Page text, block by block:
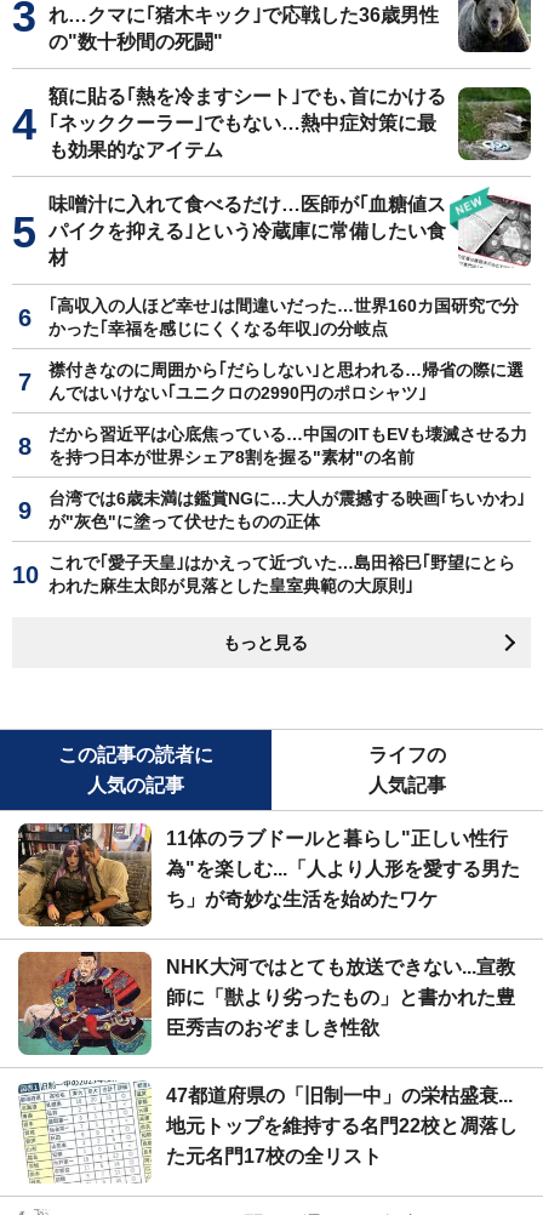
れ…クマに｢猪木キック｣で応戦した36歳男性
の"数十秒間の死闘"
額に貼る｢熱を冷ますシート｣でも､首にかける
｢ネッククーラー｣でもない…熱中症対策に最
も効果的なアイテム
味噌汁に入れて食べるだけ…医師が｢血糖値ス
パイクを抑える｣という冷蔵庫に常備したい食
材
｢高収入の人ほど幸せ｣は間違いだった…世界160カ国研究で分
かった｢幸福を感じにくくなる年収｣の分岐点
襟付きなのに周囲から｢だらしない｣と思われる…帰省の際に選
んではいけない｢ユニクロの2990円のポロシャツ｣
だから習近平は心底焦っている…中国のITもEVも壊滅させる力
を持つ日本が世界シェア8割を握る"素材"の名前
台湾では6歳未満は鑑賞NGに…大人が震撼する映画｢ちいかわ｣
が"灰色"に塗って伏せたものの正体
これで｢愛子天皇｣はかえって近づいた…島田裕巳｢野望にとら
われた麻生太郎が見落とした皇室典範の大原則｣
もっと見る
この記事の読者に
人気の記事
ライフの
人気記事
11体のラブドールと暮らし"正しい性行
為"を楽しむ...「人より人形を愛する男た
ち」が奇妙な生活を始めたワケ
NHK大河ではとても放送できない...宣教
師に「獣より劣ったもの」と書かれた豊
臣秀吉のおぞましき性欲
47都道府県の「旧制一中」の栄枯盛衰...
地元トップを維持する名門22校と凋落し
た元名門17校の全リスト